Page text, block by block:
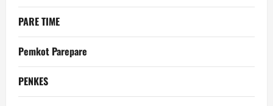
PARE TIME
Pemkot Parepare
PENKES